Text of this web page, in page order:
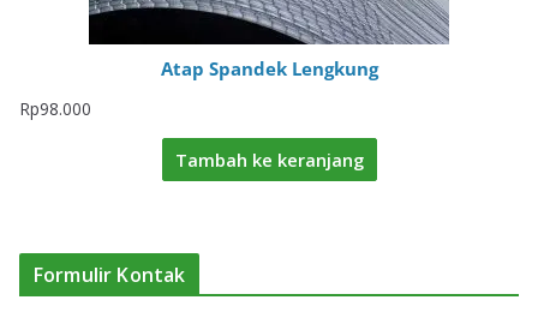
Atap Spandek Lengkung
Rp98.000
Tambah ke keranjang
Formulir Kontak